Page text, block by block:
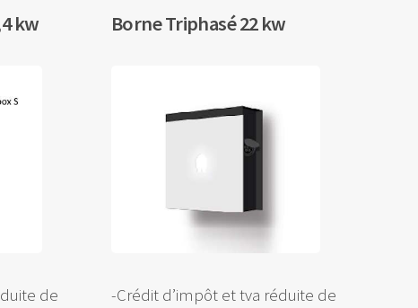
kw
de
Borne Triphasé 22 kw
-Crédit d’impôt et tva réduite de